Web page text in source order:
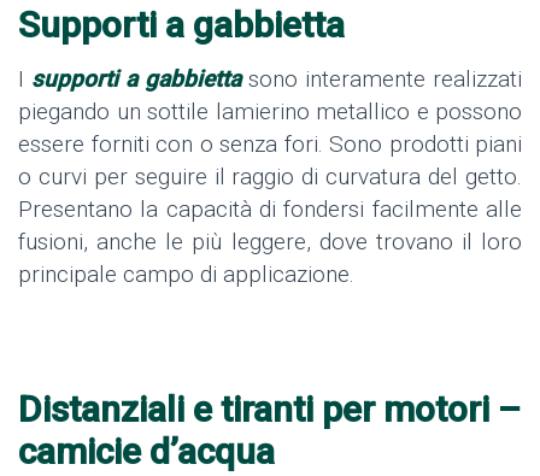
Supporti a gabbietta
I supporti a gabbiettasono interamente realizzati
piegando un sottile lamierino metallico e possono
essere forniti con o senza fori. Sono prodotti piani
o curvi per seguire il raggio di curvatura del getto.
Presentano la capacità di fondersi facilmente alle
fusioni, anche le più leggere, dove trovano il loro
principale campo di applicazione.
Distanziali e tiranti per motori –
camicie d’acqua